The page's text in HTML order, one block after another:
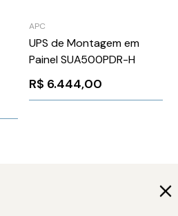
APC
UPS de Montagem em
Painel SUA500PDR-H
R$ 6.444,00